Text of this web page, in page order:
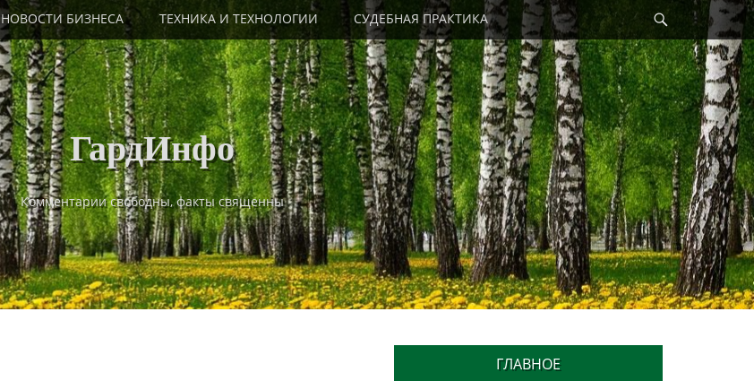
НОВОСТИ БИЗНЕСА ТЕХНИКА И ТЕХНОЛОГИИ СУДЕБНАЯ ПРАКТИКА
Найти
ГардИнфо
Комментарии свободны, факты священны
ГЛАВНОЕ